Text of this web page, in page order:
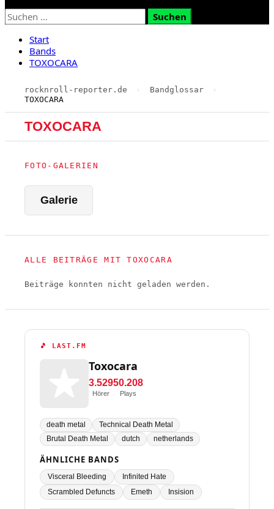
Suchen
nach:
Start
Bands
TOXOCARA
rocknroll-reporter.de › Bandglossar
›
TOXOCARA
TOXOCARA
FOTO-GALERIEN
Galerie
ALLE BEITRÄGE MIT TOXOCARA
Beiträge konnten nicht geladen werden.
🎵 LAST.FM
Toxocara
3.529
Hörer
50.208
Plays
death metal
Technical Death Metal
Brutal Death Metal
dutch netherlands
ÄHNLICHE BANDS
Visceral Bleeding
Infinited Hate
Scrambled Defuncts
Emeth Insision